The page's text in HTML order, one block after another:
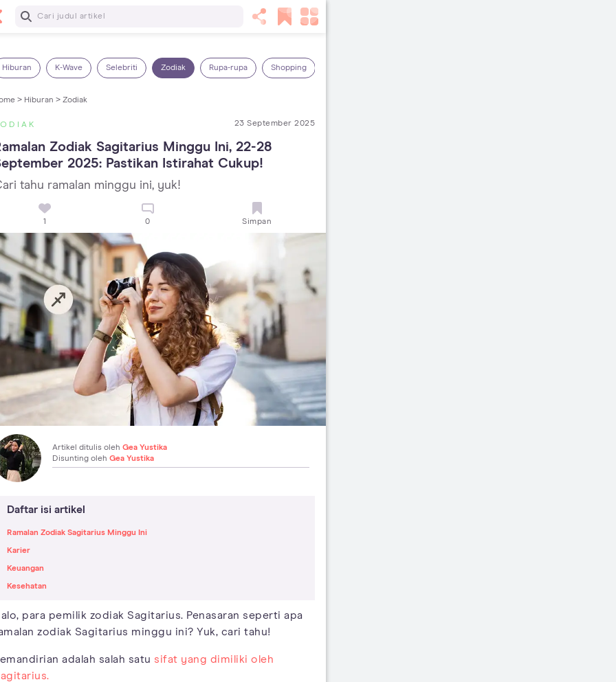
Baca Selanjutnya
Hiburan K-Wave Selebriti Zodiak Rupa-rupa Shopping
> Hiburan > Zodiak
23 September 2025
Zodiak Sagitarius Minggu Ini, 22-28
2025: Pastikan Istirahat Cukup!
tahu ramalan minggu ini, yuk!
1 0 Simpan
Artikel ditulis oleh Gea Yustika
Disunting oleh Gea Yustika
Daftar isi artikel
Ramalan Zodiak Sagitarius Minggu Ini
Karier
Keuangan
Kesehatan
para pemilik zodiak Sagitarius. Penasaran seperti apa
zodiak Sagitarius minggu ini? Yuk, cari tahu!
adalah salah satu sifat yang dimiliki oleh